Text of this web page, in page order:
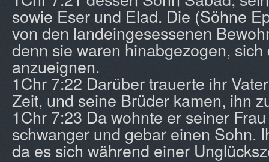
sowie Eser und Elad. Die (Söhne
von den landeingesessenen
denn sie waren hinabgezogen,
anzueignen.
1Chr 7:22 Darüber trauerte ihr
Zeit, und seine Brüder kamen, ihn
1Chr 7:23 Da wohnte er seiner
schwanger und gebar einen Sohn.
da es sich während einer